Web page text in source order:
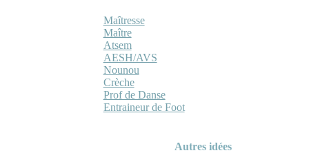
Maîtresse
Maître
Atsem
AESH/AVS
Nounou
Crèche
Prof de Danse
Entraineur de Foot
Autres idées